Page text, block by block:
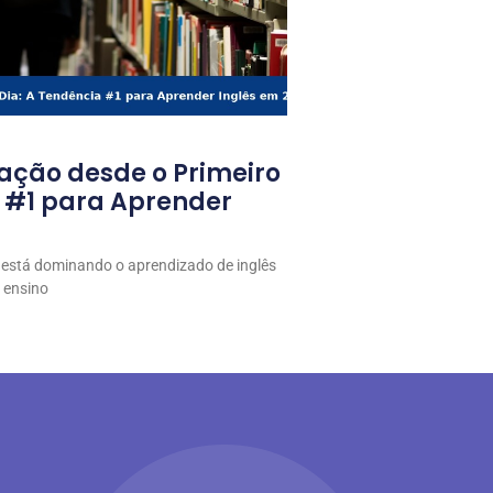
desde o Primeiro
para Aprender
dominando o aprendizado de inglês
ensino